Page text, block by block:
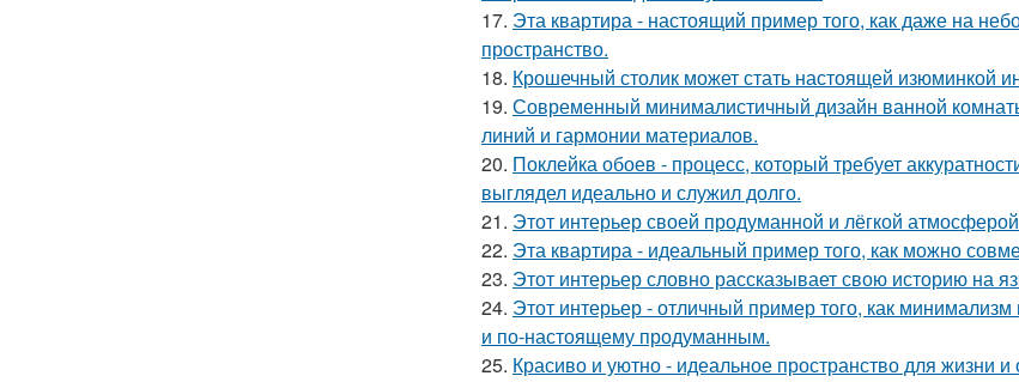
17. Эта квартира - настоящий пример того, как даже на
пространство.
18. Крошечный столик может стать настоящей изюминкой
19. Современный минималистичный дизайн ванной
линий и гармонии материалов.
20. Поклейка обоев - процесс, который требует
выглядел идеально и служил долго.
21. Этот интерьер своей продуманной и лёгкой
22. Эта квартира - идеальный пример того, как можно
23. Этот интерьер словно рассказывает свою историю на
24. Этот интерьер - отличный пример того, как
и по-настоящему продуманным.
25. Красиво и уютно - идеальное пространство для жизни